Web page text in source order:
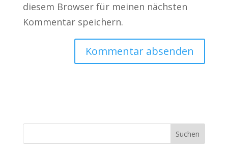
diesem Browser für meinen nächsten
Kommentar speichern.